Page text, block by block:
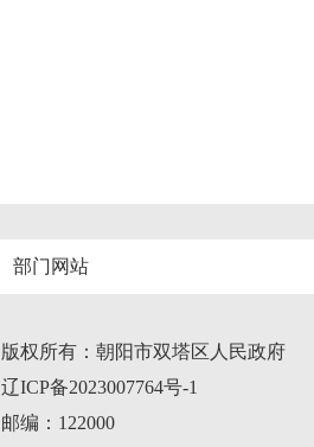
部门网站
版权所有：朝阳市双塔区人民政府
辽ICP备2023007764号-1
邮编：122000